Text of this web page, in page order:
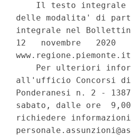
Il testo integrale
delle modalita' di
integrale nel
12   novembre
Per ulteriori
all'ufficio Concorsi di
Ponderanesi n. 2 -
sabato, dalle ore
richiedere